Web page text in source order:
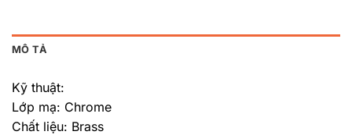
MÔ TẢ
Kỹ thuật:
Lớp mạ: Chrome
Chất liệu: Brass